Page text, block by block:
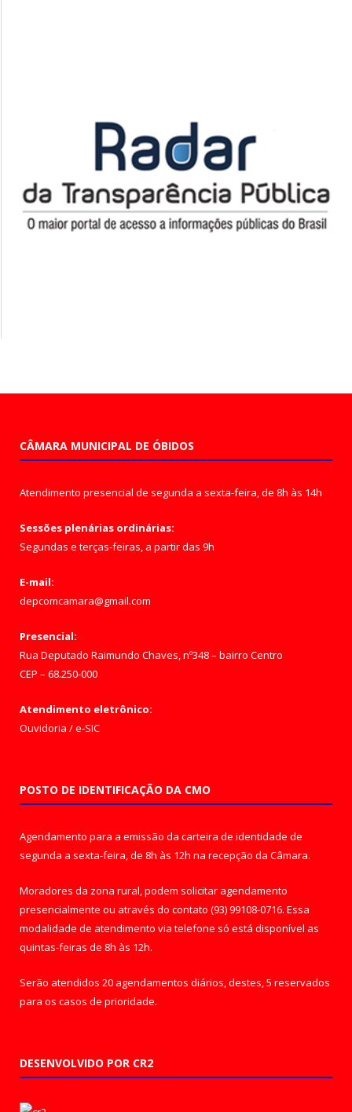
CÂMARA MUNICIPAL DE ÓBIDOS
Atendimento presencial de segunda a sexta-feira, de 8h às 14h
Sessões plenárias ordinárias:
Segundas e terças-feiras, a partir das 9h
E-mail:
depcomcamara@gmail.com
Presencial:
Rua Deputado Raimundo Chaves, nº348 – bairro Centro
CEP – 68.250-000
Atendimento eletrônico:
Ouvidoria /e-SIC
POSTO DE IDENTIFICAÇÃO DA CMO
Agendamento para a emissão da carteira de identidade de
segunda a sexta-feira, de 8h às 12h na recepção da Câmara.
Moradores da zona rural, podem solicitar agendamento
presencialmente ou através do contato (93) 99108-0716. Essa
modalidade de atendimento via telefone só está disponível as
quintas-feiras de 8h às 12h.
Serão atendidos 20 agendamentos diários, destes, 5 reservados
para os casos de prioridade.
DESENVOLVIDO POR CR2